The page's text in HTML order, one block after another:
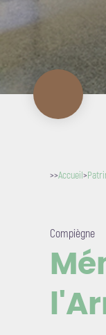
>>Accueil>
Compiègne